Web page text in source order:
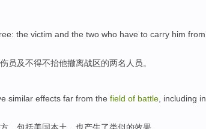
: the victim and the two who have to carry him from
员及不得不抬他撤离战区的两名 人员。
similar effects far from the field of battle including in